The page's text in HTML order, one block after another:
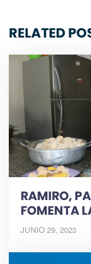
RELATED
RAMIRO,
FOMENTA
JUNIO 29, 2023